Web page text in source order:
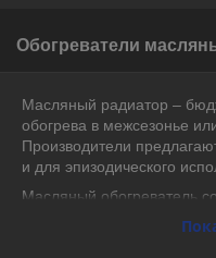
Обогреватели
Масляный радиатор –
обогрева в межсезонье
Производители
и для эпизодического
Масляный обогреватель
который визуально
специального